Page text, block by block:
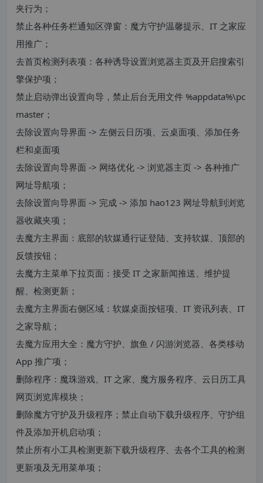
夹行为；
禁止各种任务栏通知区弹窗：魔方守护温馨提示、IT 之家应
用推广；
去首页检测列表项：各种诱导设置浏览器主页及开启搜索引
擎保护项；
禁止启动弹出设置向导，禁止后台无用文件 %appdata%\pc
master；
去除设置向导界面 -> 左侧云日历项、云桌面项、添加任务
栏和桌面项
去除设置向导界面 -> 网络优化 -> 浏览器主页 -> 各种推广
网址导航项；
去除设置向导界面 -> 完成 -> 添加 hao123 网址导航到浏览
器收藏夹项；
去魔方主界面：底部的软媒通行证登陆、支持软媒、顶部的
反馈按钮；
去魔方主菜单下拉页面：接受 IT 之家新闻推送、维护提
醒、检测更新；
去魔方主界面右侧区域：软媒桌面按钮项、IT 资讯列表、IT
之家导航；
去魔方应用大全：魔方守护、旗鱼 / 闪游浏览器、各类移动
App 推广项；
删除程序：魔珠游戏、IT 之家、魔方服务程序、云日历工具
网页浏览库模块；
删除魔方守护及升级程序；禁止自动下载升级程序、守护组
件及添加开机启动项；
禁止所有小工具检测更新下载升级程序、去各个工具的检测
更新项及无用菜单项；